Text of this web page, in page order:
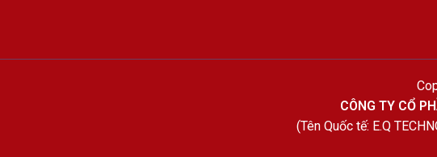
CÔNG TY CỔ
(Tên Quốc tế: E.Q